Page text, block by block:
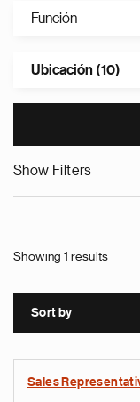
Función
Ubicación (10)
Show Filters
Showing 1 results
Sort by
Sales